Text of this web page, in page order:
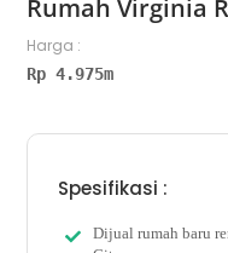
Rumah Virginia
Harga :
Rp 4.975m
Spesifikasi :
Dijual rumah baru